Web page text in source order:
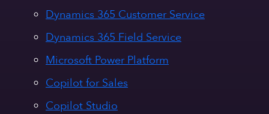
Dynamics 365 Customer Service
Dynamics 365 Field Service
Microsoft Power Platform
Copilot for Sales
Copilot Studio